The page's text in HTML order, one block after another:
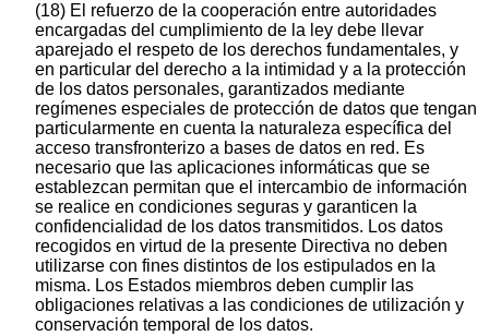
(18) El refuerzo de la cooperación entre autoridades
encargadas del cumplimiento de la ley debe llevar
aparejado el respeto de los derechos fundamentales, y
en particular del derecho a la intimidad y a la protección
de los datos personales, garantizados mediante
regímenes especiales de protección de datos que tengan
particularmente en cuenta la naturaleza específica del
acceso transfronterizo a bases de datos en red. Es
necesario que las aplicaciones informáticas que se
establezcan permitan que el intercambio de información
se realice en condiciones seguras y garanticen la
confidencialidad de los datos transmitidos. Los datos
recogidos en virtud de la presente Directiva no deben
utilizarse con fines distintos de los estipulados en la
misma. Los Estados miembros deben cumplir las
obligaciones relativas a las condiciones de utilización y
conservación temporal de los datos.